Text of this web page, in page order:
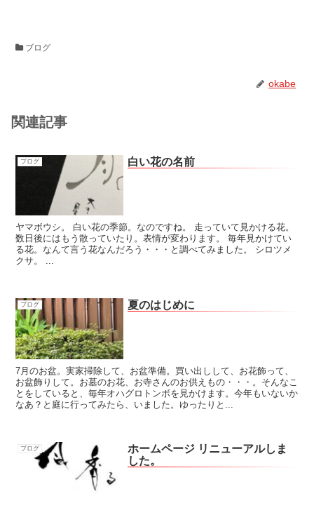
ブログ
okabe
関連記事
ブログ 白い花の名前
ヤマボウシ。 白い花の季節。なのですね。 走っていて見かける花。
数日後にはもう散っていたり。表情が変わります。 毎年見かけてい
る花。なんて言う花なんだろう・・・と調べてみました。 シロツメ
クサ。 ...
ブログ 夏のはじめに
7月のお盆。実家掃除して、お盆準備。買い出しして、お花飾って、
お盆飾りして。お墓のお花、お寺さんのお供えもの・・・。そんなこ
とをしていると、毎年オハグロトンボを見かけます。今年もいないか
なあ？と庭に行ってみたら、いました。ゆったりと...
ブログ
ホームページ リニューアルしま
した。